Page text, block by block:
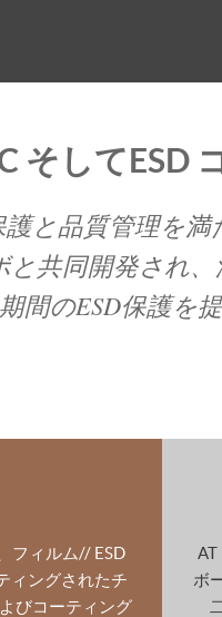
そしてESD
護と品質管理を
と共同開発され
間のESD保護を
フィルム// ESD
ィングされたチ
びコーティング
AT
ボ